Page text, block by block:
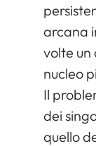
arcana
volte un
nucleo
Il
dei
quello